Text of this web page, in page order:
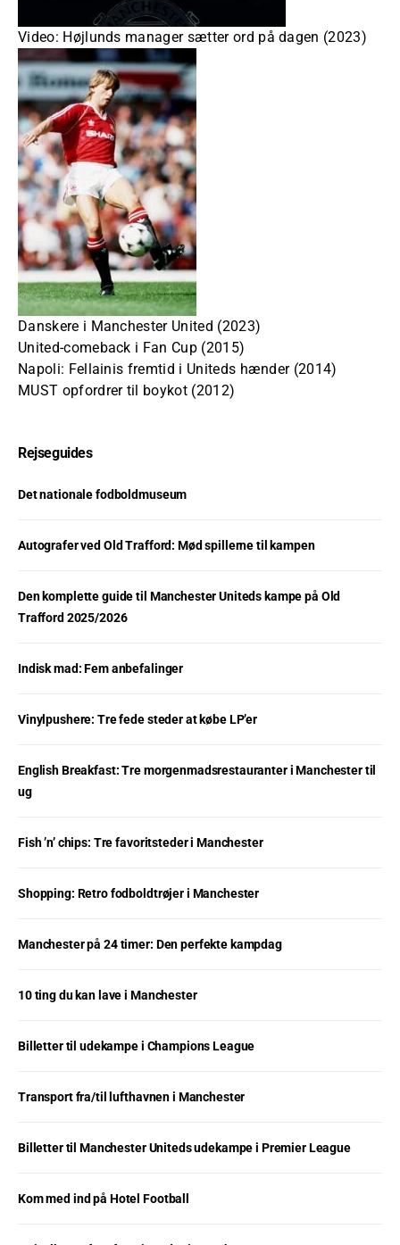
Video: Højlunds manager sætter ord på dagen (2023)
Danskere i Manchester United (2023)
United-comeback i Fan Cup (2015)
Napoli: Fellainis fremtid i Uniteds hænder (2014)
MUST opfordrer til boykot (2012)
Rejseguides
Det nationale fodboldmuseum
Autografer ved Old Trafford: Mød spillerne til kampen
Den komplette guide til Manchester Uniteds kampe på Old
Trafford 2025/2026
Indisk mad: Fem anbefalinger
Vinylpushere: Tre fede steder at købe LP’er
English Breakfast: Tre morgenmadsrestauranter i Manchester til
ug
Fish ’n’ chips: Tre favoritsteder i Manchester
Shopping: Retro fodboldtrøjer i Manchester
Manchester på 24 timer: Den perfekte kampdag
10 ting du kan lave i Manchester
Billetter til udekampe i Champions League
Transport fra/til lufthavnen i Manchester
Billetter til Manchester Uniteds udekampe i Premier League
Kom med ind på Hotel Football